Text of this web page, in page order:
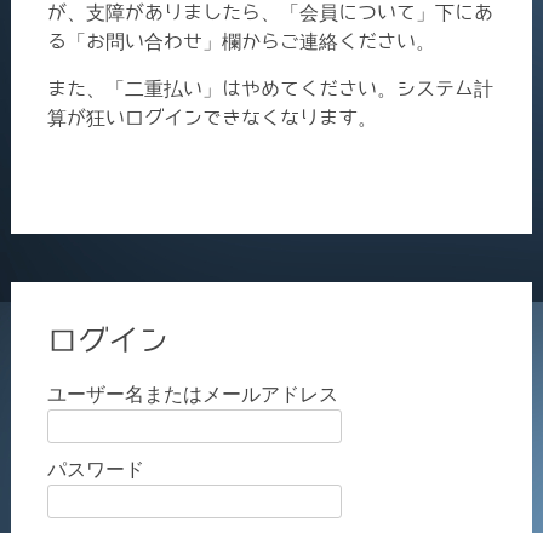
が、支障がありましたら、「会員について」下にあ
る「お問い合わせ」欄からご連絡ください。
また、「二重払い」はやめてください。システム計
算が狂いログインできなくなります。
ログイン
ユーザー名またはメールアドレス
パスワード